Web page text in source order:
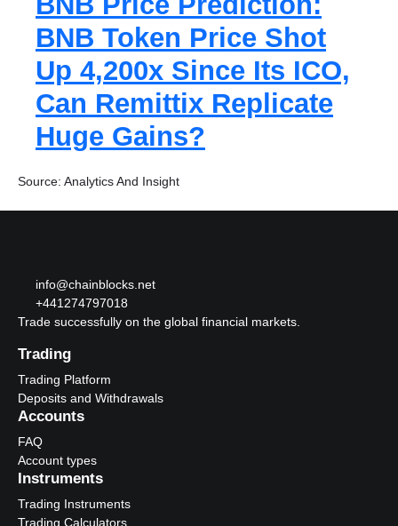
BNB Token Price Shot
Up 4,200x Since Its ICO,
Can Remittix Replicate
Huge Gains?
Source: Analytics And Insight
info@chainblocks.net
+441274797018
Trade successfully on the global financial markets.
Trading
Trading Platform
Deposits and Withdrawals
Accounts
FAQ
Account types
Instruments
Trading Instruments
Trading Calculators